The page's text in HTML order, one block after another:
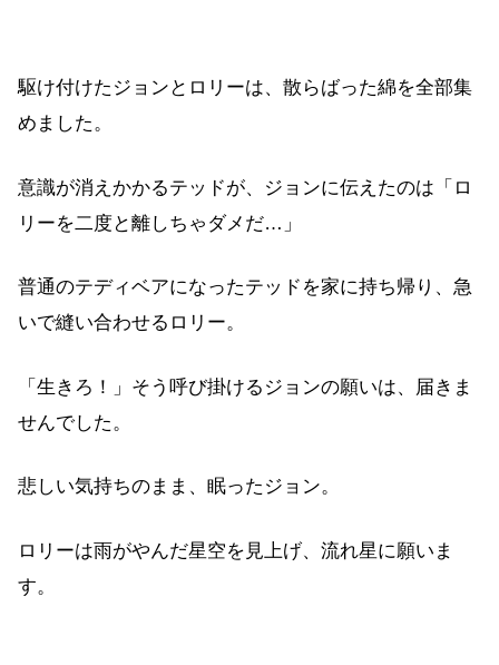
駆け付けたジョンとロリーは、散らばった綿を全部集
めました。
意識が消えかかるテッドが、ジョンに伝えたのは「ロ
リーを二度と離しちゃダメだ…」
普通のテディベアになったテッドを家に持ち帰り、急
いで縫い合わせるロリー。
「生きろ！」そう呼び掛けるジョンの願いは、届きま
せんでした。
悲しい気持ちのまま、眠ったジョン。
ロリーは雨がやんだ星空を見上げ、流れ星に願いま
す。